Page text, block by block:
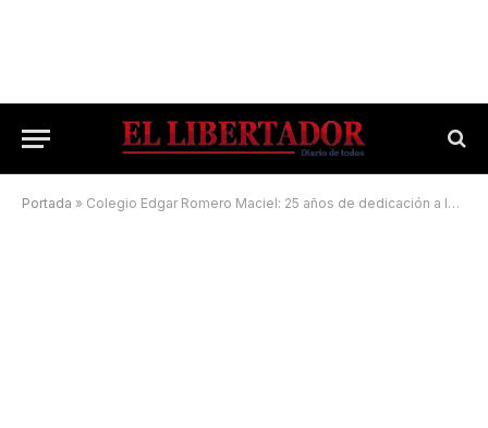
Portada » Colegio Edgar Romero Maciel: 25 años de dedicación a la educación pública